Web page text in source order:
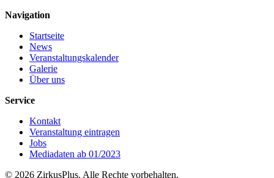
Navigation
Startseite
News
Veranstaltungskalender
Galerie
Über uns
Service
Kontakt
Veranstaltung eintragen
Jobs
Mediadaten ab 01/2023
© 2026 ZirkusPlus. Alle Rechte vorbehalten.